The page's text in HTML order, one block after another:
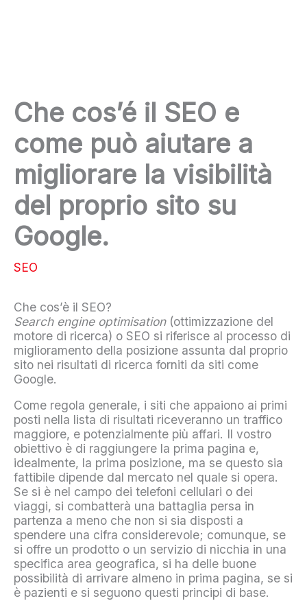
Che cos’é il SEO e
come può aiutare a
migliorare la visibilità
del proprio sito su
Google.
SEO
Che cos’è il SEO?
Search engine optimisation(ottimizzazione del
motore di ricerca) o SEO si riferisce al processo di
miglioramento della posizione assunta dal proprio
sito nei risultati di ricerca forniti da siti come
Google.
Come regola generale, i siti che appaiono ai primi
posti nella lista di risultati riceveranno un traffico
maggiore, e potenzialmente più affari. Il vostro
obiettivo è di raggiungere la prima pagina e,
idealmente, la prima posizione, ma se questo sia
fattibile dipende dal mercato nel quale si opera.
Se si è nel campo dei telefoni cellulari o dei
viaggi, si combatterà una battaglia persa in
partenza a meno che non si sia disposti a
spendere una cifra considerevole; comunque, se
si offre un prodotto o un servizio di nicchia in una
specifica area geografica, si ha delle buone
possibilità di arrivare almeno in prima pagina, se si
è pazienti e si seguono questi principi di base.